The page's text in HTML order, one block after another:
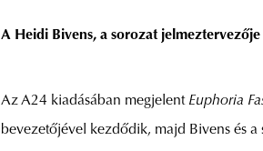
A Heidi Bivens, a sorozat
Az A24 kiadásában megjelent Euphoria
bevezetőjével kezdődik, majd Bivens és